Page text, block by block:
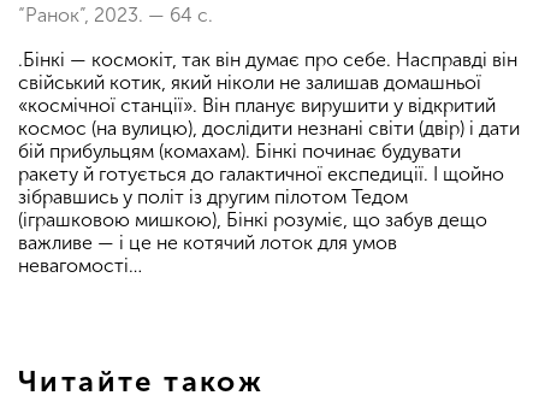
“Ранок”, 2023. — 64 с.
.Бінкі — космокіт, так він думає про себе. Насправді він
свійський котик, який ніколи не залишав домашньої
«космічної станції». Він планує вирушити у відкритий
космос (на вулицю), дослідити незнані світи (двір) і дати
бій прибульцям (комахам). Бінкі починає будувати
ракету й готується до галактичної експедиції. І щойно
зібравшись у політ із другим пілотом Тедом
(іграшковою мишкою), Бінкі розуміє, що забув дещо
важливе — і це не котячий лоток для умов
невагомості…
Читайте також